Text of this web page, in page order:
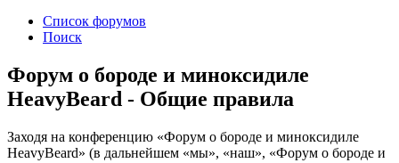
Список форумов
Поиск
Форум о бороде и миноксидиле
HeavyBeard - Общие правила
Заходя на конференцию «Форум о бороде и миноксидиле
HeavyBeard» (в дальнейшем «мы», «наш», «Форум о бороде и